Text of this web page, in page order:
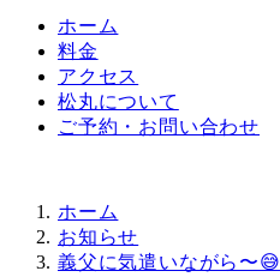
ホーム
料金
アクセス
松丸について
ご予約・お問い合わせ
ホーム
お知らせ
義父に気遣いながら〜😅